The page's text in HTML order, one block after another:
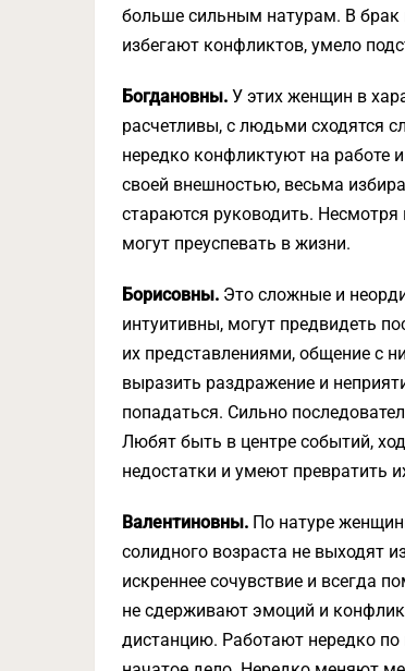
больше сильным натурам. В брак
избегают конфликтов, умело
Богдановны. У этих женщин в
расчетливы, с людьми сходятся
нередко конфлик­туют на работе
своей внешностью, весьма
стараются ру­ководить. Несмотря
могут преуспевать в жизни.
Борисовны. Это сложные и
интуитивны, могут предвидеть
их представлениями, общение с
выразить раздражение и
попадаться. Сильно
Любят быть в центре событий,
недостатки и умеют
Валентиновны. По натуре
солидного возраста не выходят
искреннее сочувствие и всегда
не сдерживают эмоций и
дистанцию. Работают нередко по